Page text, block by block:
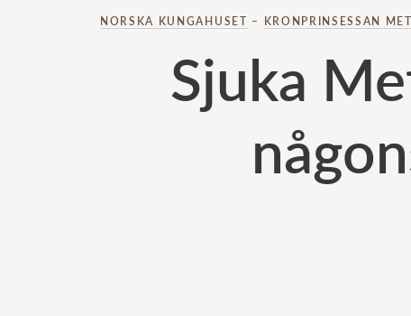
NORSKA KUNGAHUSET – KRONPRINSESSAN
Sjuka